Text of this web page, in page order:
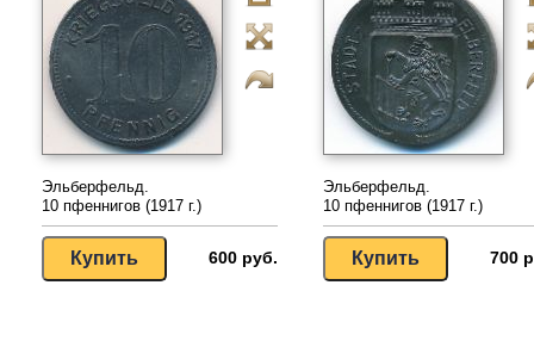
Эльберфельд.
10 пфеннигов (1917 г.)
600 руб.
Эльберфельд.
10 пфеннигов (1917 г.)
700